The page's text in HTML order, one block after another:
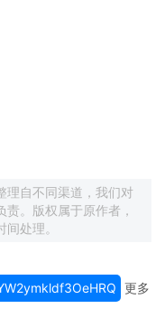
理自不同渠道，我们对
。版权属于原作者，
处理。
更多